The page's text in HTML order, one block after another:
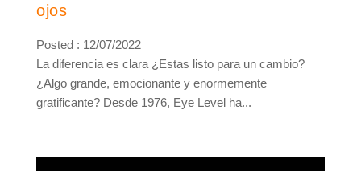
ojos
Posted : 12/07/2022
La diferencia es clara ¿Estas listo para un cambio?
¿Algo grande, emocionante y enormemente
gratificante? Desde 1976, Eye Level ha...